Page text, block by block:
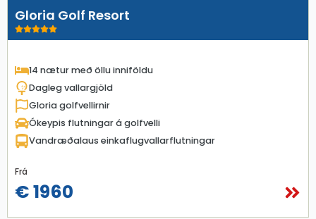
Gloria Golf Resort
14 nætur með öllu inniföldu
Dagleg vallargjöld
Gloria golfvellirnir
Ókeypis flutningar á golfvelli
Vandræðalaus einkaflugvallarflutningar
Frá
€ 1960